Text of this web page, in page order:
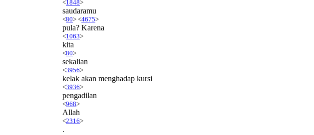
<1848>
saudaramu
<80> <4675>
pula? Karena
<1063>
kita
<80>
sekalian
<3956>
kelak akan menghadap kursi
<3936>
pengadilan
<968>
Allah
<2316>
.